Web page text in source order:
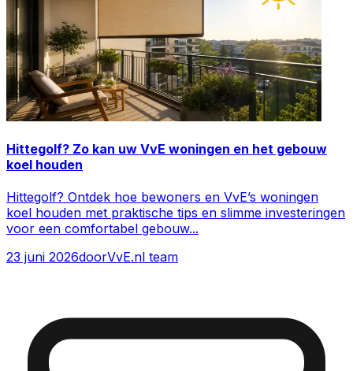
Hittegolf? Zo kan uw VvE woningen en het gebouw
koel houden
Hittegolf? Ontdek hoe bewoners en VvE’s woningen
koel houden met praktische tips en slimme investeringen
voor een comfortabel gebouw...
23 juni 2026doorVvE.nl team